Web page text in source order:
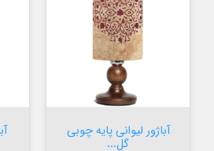
آباژور لیوانی پایه چوبی
گل...